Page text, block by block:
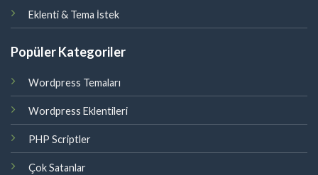
Eklenti & Tema İstek
Popüler Kategoriler
Wordpress Temaları
Wordpress Eklentileri
PHP Scriptler
Çok Satanlar